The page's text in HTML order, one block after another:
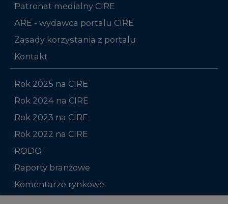
Patronat medialny CIRE
ARE - wydawca portalu CIRE
Zasady korzystania z portalu
Kontakt
Rok 2025 na CIRE
Rok 2024 na CIRE
Rok 2023 na CIRE
Rok 2022 na CIRE
RODO
Raporty branżowe
Komentarze rynkowe